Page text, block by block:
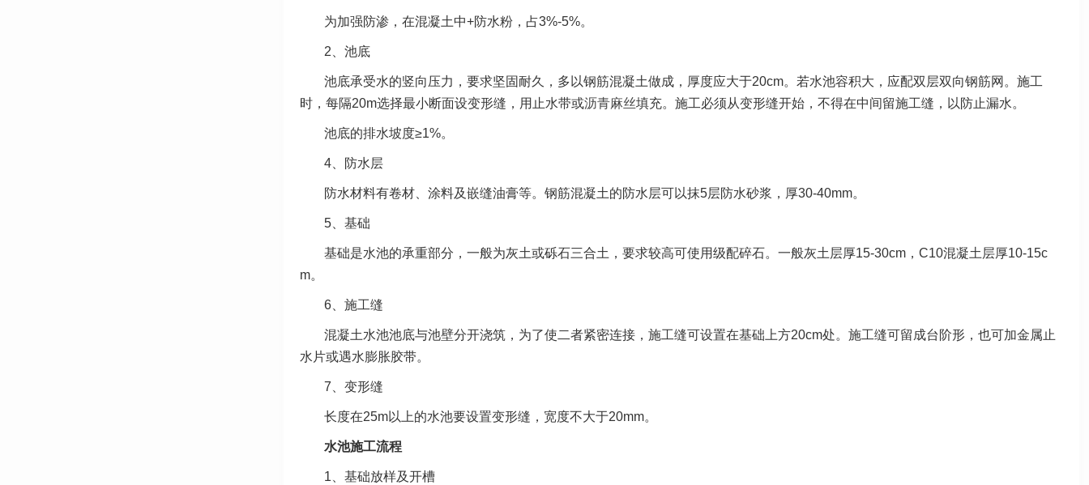
为加强防渗，在混凝土中+防水粉，占3%-5%。
2、池底
池底承受水的竖向压力，要求坚固耐久，多以钢筋混凝土做成，厚度应大于20cm。若水池容积大，应配双层双向钢筋网。施工
时，每隔20m选择最小断面设变形缝，用止水带或沥青麻丝填充。施工必须从变形缝开始，不得在中间留施工缝，以防止漏水。
池底的排水坡度≥1%。
4、防水层
防水材料有卷材、涂料及嵌缝油膏等。钢筋混凝土的防水层可以抹5层防水砂浆，厚30-40mm。
5、基础
基础是水池的承重部分，一般为灰土或砾石三合土，要求较高可使用级配碎石。一般灰土层厚15-30cm，C10混凝土层厚10-15c
m。
6、施工缝
混凝土水池池底与池壁分开浇筑，为了使二者紧密连接，施工缝可设置在基础上方20cm处。施工缝可留成台阶形，也可加金属止
水片或遇水膨胀胶带。
7、变形缝
长度在25m以上的水池要设置变形缝，宽度不大于20mm。
水池施工流程
1、基础放样及开槽